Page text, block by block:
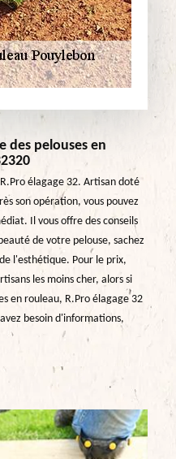
des pelouses en
élagage 32. Artisan doté
son opération, vous pouvez
Il vous offre des conseils
de votre pelouse, sachez
l'esthétique. Pour le prix,
les moins cher, alors si
en rouleau, R.Pro élagage 32
besoin d'informations,